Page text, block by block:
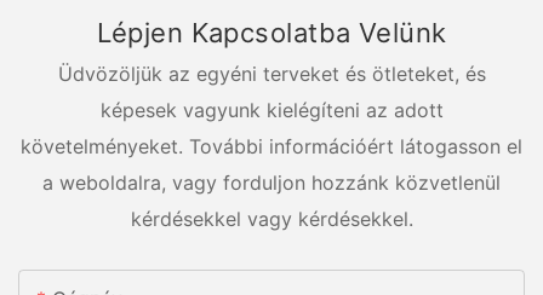
Lépjen Kapcsolatba Velünk
Üdvözöljük az egyéni terveket és ötleteket, és
képesek vagyunk kielégíteni az adott
követelményeket. További információért látogasson el
a weboldalra, vagy forduljon hozzánk közvetlenül
kérdésekkel vagy kérdésekkel.